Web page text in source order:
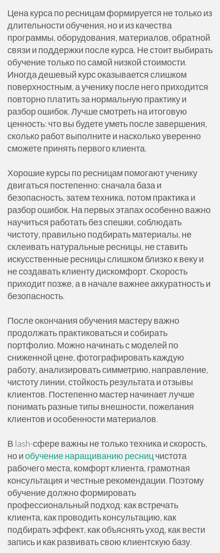
Цена курса по ресницам формируется не только из
длительности обучения, но и из качества
программы, оборудования, материалов, обратной
связи и поддержки после курса. Не стоит выбирать
обучение только по самой низкой стоимости.
Иногда дешевый курс оказывается слишком
поверхностным, а ученику после него приходится
повторно платить за нормальную практику и
разбор ошибок. Лучше смотреть на итоговую
ценность: что вы будете уметь после завершения,
сколько работ выполните и насколько уверенно
сможете принять первого клиента.
Хорошие курсы по ресницам помогают ученику
двигаться постепенно: сначала база и
безопасность, затем техника, потом практика и
разбор ошибок. На первых этапах особенно важно
научиться работать без спешки, соблюдать
чистоту, правильно подбирать материалы, не
склеивать натуральные ресницы, не ставить
искусственные ресницы слишком близко к веку и
не создавать клиенту дискомфорт. Скорость
приходит позже, а в начале важнее аккуратность и
безопасность.
После окончания обучения мастеру важно
продолжать практиковаться и собирать
портфолио. Можно начинать с моделей по
сниженной цене, фотографировать каждую
работу, анализировать симметрию, направление,
чистоту линии, стойкость результата и отзывы
клиентов. Постепенно мастер начинает лучше
понимать разные типы внешности, пожелания
клиентов и особенности материалов.
В lash-сфере важны не только техника и скорость,
но иобучение наращиванию ресницчистота
рабочего места, комфорт клиента, грамотная
консультация и честные рекомендации. Поэтому
обучение должно формировать
профессиональный подход: как встречать
клиента, как проводить консультацию, как
подбирать эффект, как объяснять уход, как вести
запись и как развивать свою клиентскую базу.